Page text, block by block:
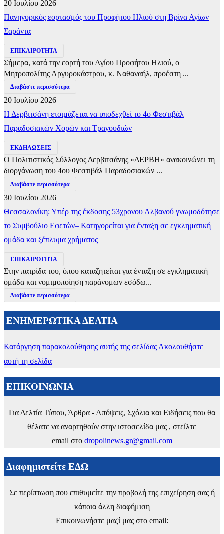
20 Ιουλίου 2026
Πανηγυρικός εορτασμός του Προφήτου Ηλιού στη Βρίνα Αγίων
Σαράντα
ΕΠΙΚΑΙΡΟΤΗΤΑ
Σήμερα, κατά την εορτή του Αγίου Προφήτου Ηλιού, ο
Μητροπολίτης Αργυροκάστρου, κ. Ναθαναήλ, προέστη ...
Διαβάστε περισσότερα
20 Ιουλίου 2026
Η Δερβιτσάνη ετοιμάζεται να υποδεχθεί το 4ο Φεστιβάλ
Παραδοσιακών Χορών και Τραγουδιών
ΕΚΔΗΛΩΣΕΙΣ
Ο Πολιτιστικός Σύλλογος Δερβιτσάνης «ΔΕΡΒΗ» ανακοινώνει τη
διοργάνωση του 4ου Φεστιβάλ Παραδοσιακών ...
Διαβάστε περισσότερα
30 Ιουλίου 2026
Θεσσαλονίκη: Υπέρ της έκδοσης 53χρονου Αλβανού γνωμοδότησε
το Συμβούλιο Εφετών– Κατηγορείται για ένταξη σε εγκληματική
ομάδα και ξέπλυμα χρήματος
ΕΠΙΚΑΙΡΟΤΗΤΑ
Στην πατρίδα του, όπου καταζητείται για ένταξη σε εγκληματική
ομάδα και νομιμοποίηση παράνομων εσόδω...
Διαβάστε περισσότερα
ΕΝΗΜΕΡΩΤΙΚΑ ΔΕΛΤΙΑ
Κατάργηση παρακολούθησης αυτής της σελίδας Ακολουθήστε
αυτή τη σελίδα
ΕΠΙΚΟΙΝΩΝΙΑ
Για Δελτία Τύπου, Άρθρα - Απόψεις, Σχόλια και Ειδήσεις που θα
θέλατε να αναρτηθούν στην ιστοσελίδα μας , στείλτε
email στο dropolinews.gr@gmail.com
Διαφημιστείτε ΕΔΩ
Σε περίπτωση που επιθυμείτε την προβολή της επιχείρηση σας ή
κάποια άλλη διαφήμιση
Επικοινωνήστε μαζί μας στο email: